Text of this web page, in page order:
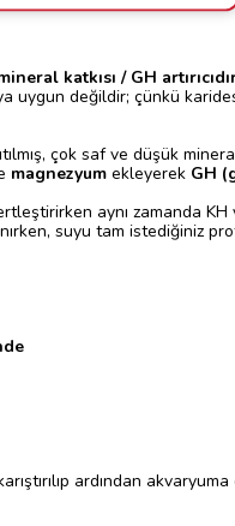
katkısı / GH
uygun değildir; çünkü
çok saf ve düşük
magnezyum ekleyerek GH
aynı zamanda
suyu tam istediğiniz
ardından